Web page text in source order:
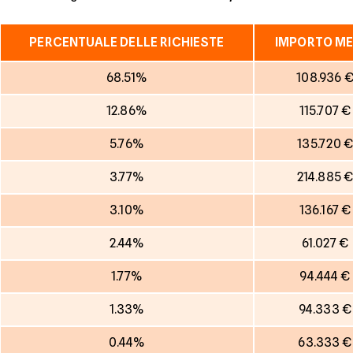
PERCENTUALE DELLE RICHIESTE IMPORTO
68.51% 108.936 €
12.86% 115.707 €
5.76% 135.720 €
3.77% 214.885 €
3.10% 136.167 €
2.44% 61.027 €
1.77% 94.444 €
1.33% 94.333 €
0.44% 63.333 €